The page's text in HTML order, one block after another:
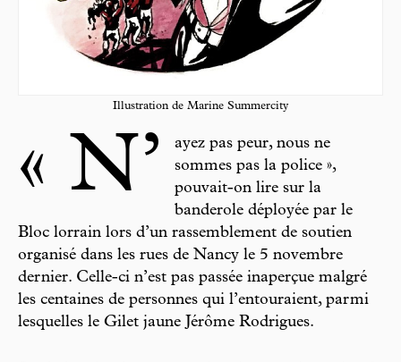
Illustration de Marine Summercity
« N’
ayez pas peur, nous ne
sommes pas la police »,
pouvait-on lire sur la
banderole déployée par le
Bloc lorrain lors d’un rassemblement de soutien
organisé dans les rues de Nancy le 5 novembre
dernier. Celle-ci n’est pas passée inaperçue malgré
les centaines de personnes qui l’entouraient, parmi
lesquelles le Gilet jaune Jérôme Rodrigues.